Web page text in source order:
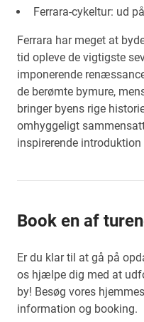
Ferrara-cykeltur: ud
Ferrara har meget at
tid opleve de vigtigste
imponerende
de berømte bymure,
bringer byens rige
omhyggeligt
inspirerende introduktion
Book en af
Er du klar til at gå på
os hjælpe dig med at
by! Besøg vores
information og booking.